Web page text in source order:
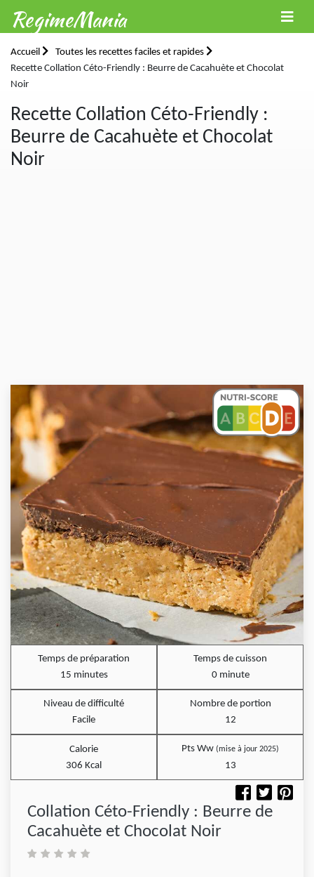
RegimeMania
Accueil
Toutes les recettes faciles et rapides
Recette Collation Céto-Friendly : Beurre de Cacahuète et Chocolat
Noir
Recette Collation Céto-Friendly :
Beurre de Cacahuète et Chocolat
Noir
Temps de préparation
15 minutes
Temps de cuisson
0 minute
Niveau de difficulté
Facile
Nombre de portion
12
Calorie
306 Kcal
Pts Ww (mise à jour 2025)
13
Collation Céto-Friendly : Beurre de
Cacahuète et Chocolat Noir